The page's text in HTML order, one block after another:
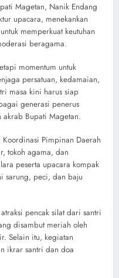
Magetan, Nanik Endang
upacara, menekankan
memperkuat keutuhan
beragama.
momentum untuk
persatuan, kedamaian,
masa kini harus siap
generasi penerus
akrab Bupati Magetan.
Pimpinan Daerah
tokoh agama, dan
peserta upacara kompak
sarung, peci, dan baju
pencak silat dari santri
disambut meriah oleh
Selain itu, kegiatan
ikrar santri dan doa